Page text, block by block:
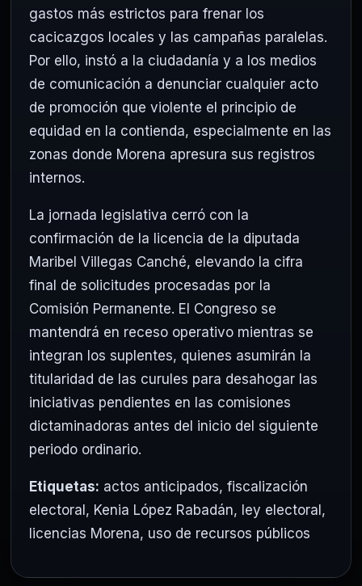
gastos más estrictos para frenar los
cacicazgos locales y las campañas paralelas.
Por ello, instó a la ciudadanía y a los medios
de comunicación a denunciar cualquier acto
de promoción que violente el principio de
equidad en la contienda, especialmente en las
zonas donde Morena apresura sus registros
internos.
La jornada legislativa cerró con la
confirmación de la licencia de la diputada
Maribel Villegas Canché, elevando la cifra
final de solicitudes procesadas por la
Comisión Permanente. El Congreso se
mantendrá en receso operativo mientras se
integran los suplentes, quienes asumirán la
titularidad de las curules para desahogar las
iniciativas pendientes en las comisiones
dictaminadoras antes del inicio del siguiente
periodo ordinario.
Etiquetas: actos anticipados, fiscalización
electoral , Kenia López Rabadán, ley electoral ,
licencias Morena, uso de recursos públicos